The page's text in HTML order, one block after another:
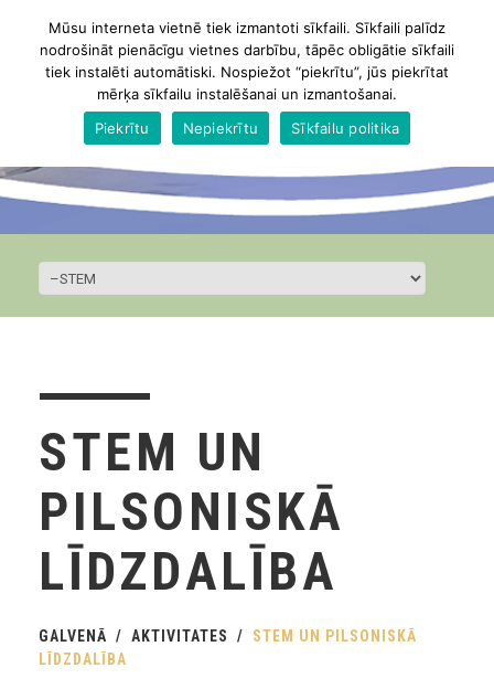
STEM UN
PILSONISKĀ
LĪDZDALĪBA
GALVENĀ AKTIVITATES
STEM UN PILSONISKĀ
LĪDZDALĪBA
Mūsu interneta vietnē tiek izmantoti sīkfaili. Sīkfaili palīdz
nodrošināt pienācīgu vietnes darbību, tāpēc obligātie sīkfaili
tiek instalēti automātiski. Nospiežot “piekrītu”, jūs piekrītat
mērķa sīkfailu instalēšanai un izmantošanai.
Piekrītu
Nepiekrītu Sīkfailu politika